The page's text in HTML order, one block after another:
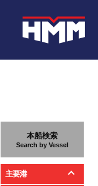
本船検索
Search by Vessel
主要港